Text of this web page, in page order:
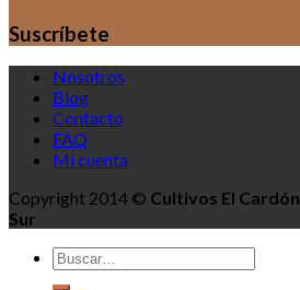
Suscríbete
Nosotros
Blog
Contacto
FAQ
Mi cuenta
Copyright 2014 © Cultivos El Cardón
Sur